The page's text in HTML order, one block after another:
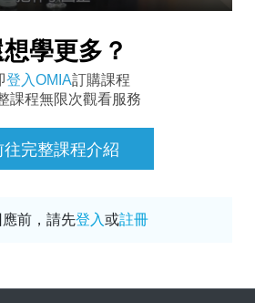
學更多？
登入OMIA訂購課程
課程無限次觀看服務
往完整課程介紹
前，請先登入或註冊